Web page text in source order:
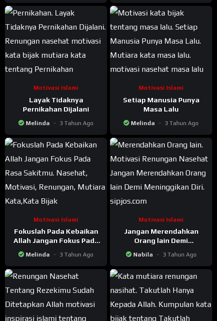
Motivasi Islami
Layak Tidaknya
Pernikahan Dijalani
Melinda 3 Tahun Ago
Motivasi Islami
Setiap Manusia Punya
Masa Lalu
Melinda 3 Tahun Ago
Motivasi Islami
Fokuslah Pada Kebaikan
Allah Jangan Fokus Pada
Melinda 3 Tahun Ago
Motivasi Islami
Jangan Merendahkan
Orang lain Demi
Nabila 3 Tahun Ago